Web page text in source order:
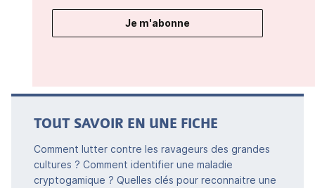
Je m'abonne
TOUT SAVOIR EN UNE FICHE
Comment lutter contre les ravageurs des grandes
cultures ? Comment identifier une maladie
cryptogamique ? Quelles clés pour reconnaitre une